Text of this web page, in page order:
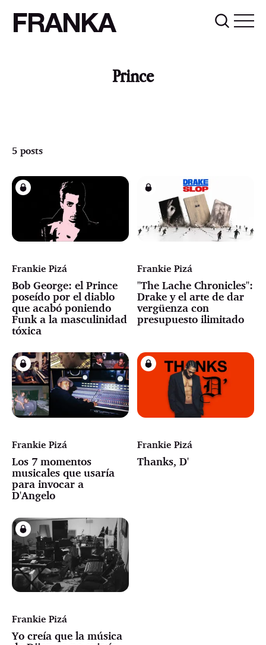
FRANKA
Prince
5 posts
Frankie Pizá
Bob George: el Prince
poseído por el diablo
que acabó poniendo
Funk a la masculinidad
tóxica
Frankie Pizá
"The Lache Chronicles":
Drake y el arte de dar
vergüenza con
presupuesto ilimitado
Frankie Pizá
Los 7 momentos
musicales que usaría
para invocar a
D'Angelo
Frankie Pizá
Thanks, D'
Frankie Pizá
Yo creía que la música